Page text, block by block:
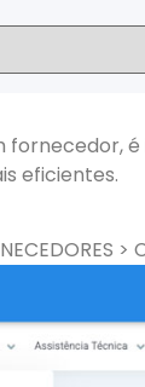
fornecedor,
eficientes.
>